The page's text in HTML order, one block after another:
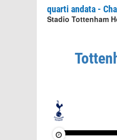
quarti andata -
Stadio Tottenham